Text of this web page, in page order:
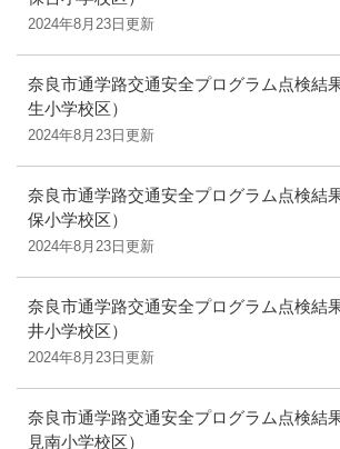
2024年8月23日更新
奈良市通学路交通安全プログラム点検結
生小学校区）
2024年8月23日更新
奈良市通学路交通安全プログラム点検結
保小学校区）
2024年8月23日更新
奈良市通学路交通安全プログラム点検結
井小学校区）
2024年8月23日更新
奈良市通学路交通安全プログラム点検結
見南小学校区）